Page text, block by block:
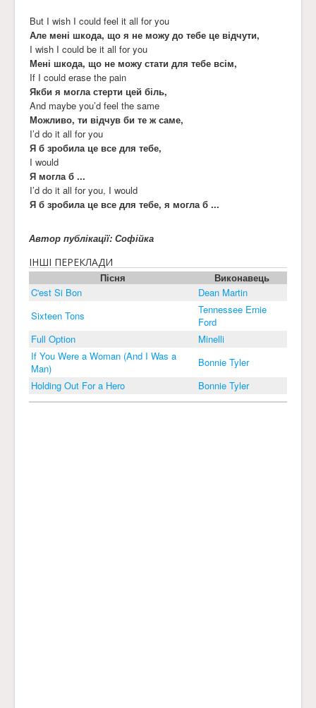
But I wish I could feel it all for you
Але мені шкода, що я не можу до тебе це відчути,
I wish I could be it all for you
Мені шкода, що не можу стати для тебе всім,
If I could erase the pain
Якби я могла стерти цей біль,
And maybe you’d feel the same
Можливо, ти відчув би те ж саме,
I’d do it all for you
Я б зробила це все для тебе,
I would
Я могла б ...
I’d do it all for you, I would
Я б зробила це все для тебе, я могла б ...
Автор публікації: Софійка
ІНШІ ПЕРЕКЛАДИ
Пісня
Виконавець
C'est Si Bon
Dean Martin
Sixteen Tons
Tennessee Ernie
Ford
Full Option
Minelli
If You Were a Woman (And I Was a
Man)
Bonnie Tyler
Holding Out For a Hero
Bonnie Tyler